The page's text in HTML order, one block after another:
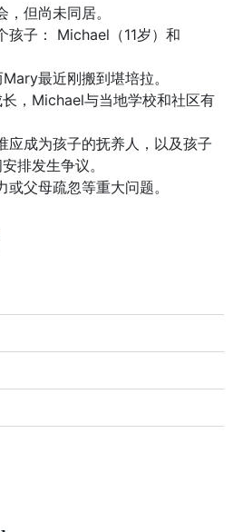
但尚未同居。
孩子： Michael（11岁）和
最近刚搬到堪培拉。
，Michael与当地学校和社区有
应成为孩子的抚养人，以及孩子
排发生争议。
父母疏忽等重大问题。